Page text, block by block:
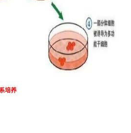
培养